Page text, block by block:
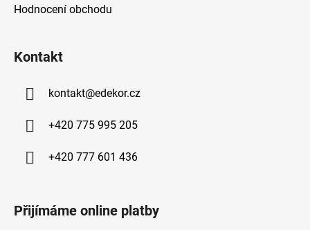
Hodnocení obchodu
Kontakt
kontakt@edekor.cz
+420 775 995 205
+420 777 601 436
Přijímáme online platby